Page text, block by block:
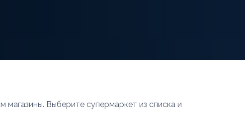
магазины. Выберите супермаркет из списка и